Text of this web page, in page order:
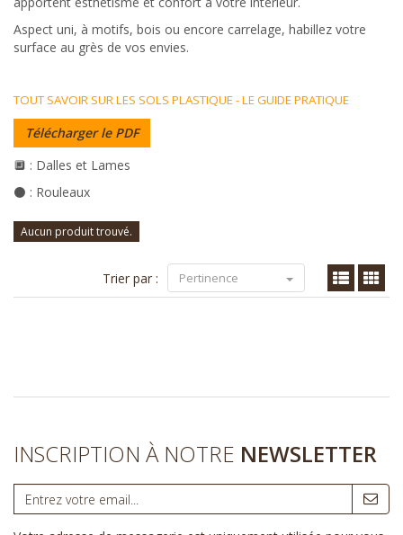
Aspect uni, à motifs, bois ou encore carrelage, habillez votre
surface au grès de vos envies.
TOUT SAVOIR SUR LES SOLS PLASTIQUE - LE GUIDE PRATIQUE
Télécharger le PDF
🔲 : Dalles et Lames
⚫ : Rouleaux
Aucun produit trouvé.
Trier par : Pertinence
INSCRIPTION À NOTRE NEWSLETTER